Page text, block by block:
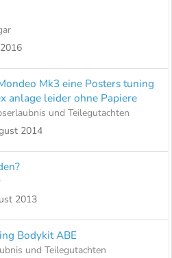
Mk3 eine Posters tuning
anlage leider ohne Papiere
und Teilegutachten
2014
2013
Bodykit ABE
und Teilegutachten